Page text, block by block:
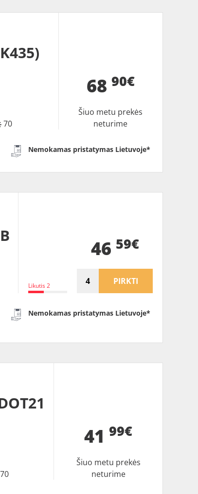
70
68 90€
Šiuo metu prekės
neturime
Nemokamas pristatymas Lietuvoje*
Likutis 2
46 59€
PIRKTI
Nemokamas pristatymas Lietuvoje*
4199€
Šiuo metu prekės
neturime